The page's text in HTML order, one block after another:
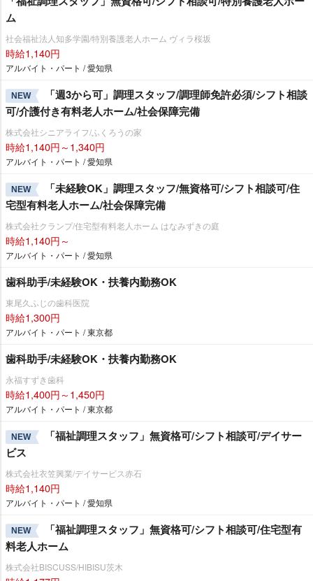
ム
社会福祉法人知多学園/特別養護老人ホーム ヴィラ桜坂
時給1,140円
アルバイト・パート / 愛知県
NEW
「週3から可」調理スタッフ/調理師免許必須/シフト相談
可/介護付き有料老人ホーム/社会保障完備
株式会社シニアライフ/ふくろうの家
時給1,140円～1,340円
アルバイト・パート / 愛知県
NEW
「未経験OK」調理スタッフ/無資格可/シフト相談可/住
宅型有料老人ホーム/社会保障完備
株式会社クランプ/住宅型有料老人ホーム はなみずきの庭
時給1,140円～
アルバイト・パート / 愛知県
歯科助手/未経験OK・扶養内勤務OK
東尾久ふじの歯科医院
時給1,300円
アルバイト・パート / 東京都
歯科助手/未経験OK・扶養内勤務OK
永福すずき歯科
時給1,400円～1,450円
アルバイト・パート / 東京都
NEW
「福祉調理スタッフ」無資格可/シフト相談可/デイサー
ビス
株式会社衣笠興業/デイサービス赤石
時給1,140円
アルバイト・パート / 愛知県
NEW
「福祉調理スタッフ」無資格可/シフト相談可/住宅型有
料老人ホーム
株式会社BISCUSS/HIBISU茨木